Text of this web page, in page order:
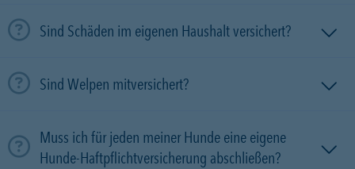
Sind Schäden im eigenen Haushalt versichert?
Sind Welpen mitversichert?
Muss ich für jeden meiner Hunde eine eigene
Hunde-Haftpflichtversicherung abschließen?